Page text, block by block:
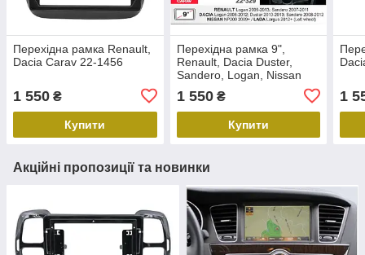
Перехідна рамка Renault,
Dacia Carav 22-1456
1 550 ₴
Купити
Перехідна рамка 9",
Renault, Dacia Duster,
Sandero, Logan, Nissan
1 550₴
Купити
1
Акційні пропозиції та новинки